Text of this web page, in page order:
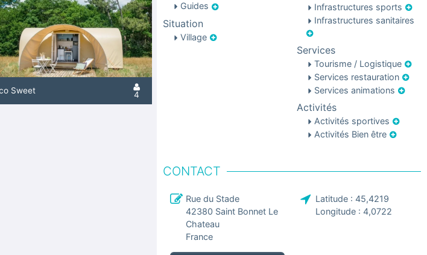
Guides
Situation
Village
Infrastructures sports
Infrastructures sanitaires
Services
Tourisme / Logistique
Services restauration
Services animations
Activités
Activités sportives
Activités Bien être
CONTACT
Rue du Stade
42380 Saint Bonnet Le
Chateau
France
Latitude : 45,4219
Longitude : 4,0722
Sweet 4